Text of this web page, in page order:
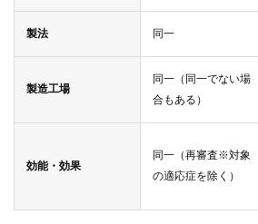
製法 同一
製造工場
同一（同一でない場
合もある）
効能・効果
同一（再審査※対象
の適応症を除く）